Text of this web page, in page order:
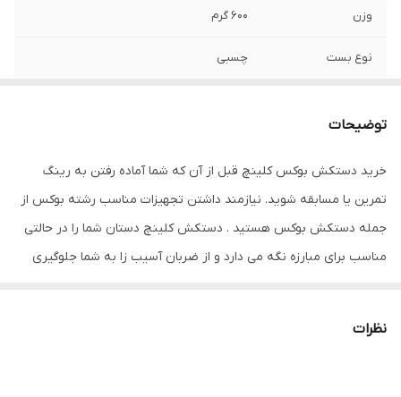
وزن 600 گرم
نوع بست چسبی
دستکش اورجینال تولید شده از بهترین چرم
گاوی موجود در بازار
توضیحات
خرید دستکش بوکس کلینچ قبل از آن که شما آماده رفتن به رینگ
تمرین یا مسابقه شوید. نیازمند داشتن تجهیزات مناسب رشته بوکس از
جمله دستکش بوکس هستید . دستکش کلینچ دستان شما را در حالتی
مناسب برای مبارزه نگه می دارد و از ضربان آسیب زا به شما جلوگیری
دستکش میتوان به ویژگی تهویه ای که در قسمت کفی دستکش تعبیه
نظرات